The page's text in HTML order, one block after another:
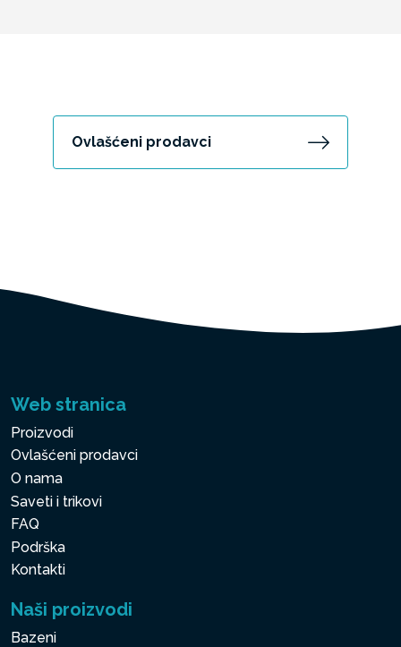
Ovlašćeni prodavci
Web stranica
Proizvodi
Ovlašćeni prodavci
O nama
Saveti i trikovi
FAQ
Podrška
Kontakti
Naši proizvodi
Bazeni